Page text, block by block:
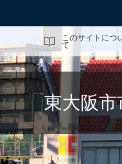
このサイトにつ
て
東大阪